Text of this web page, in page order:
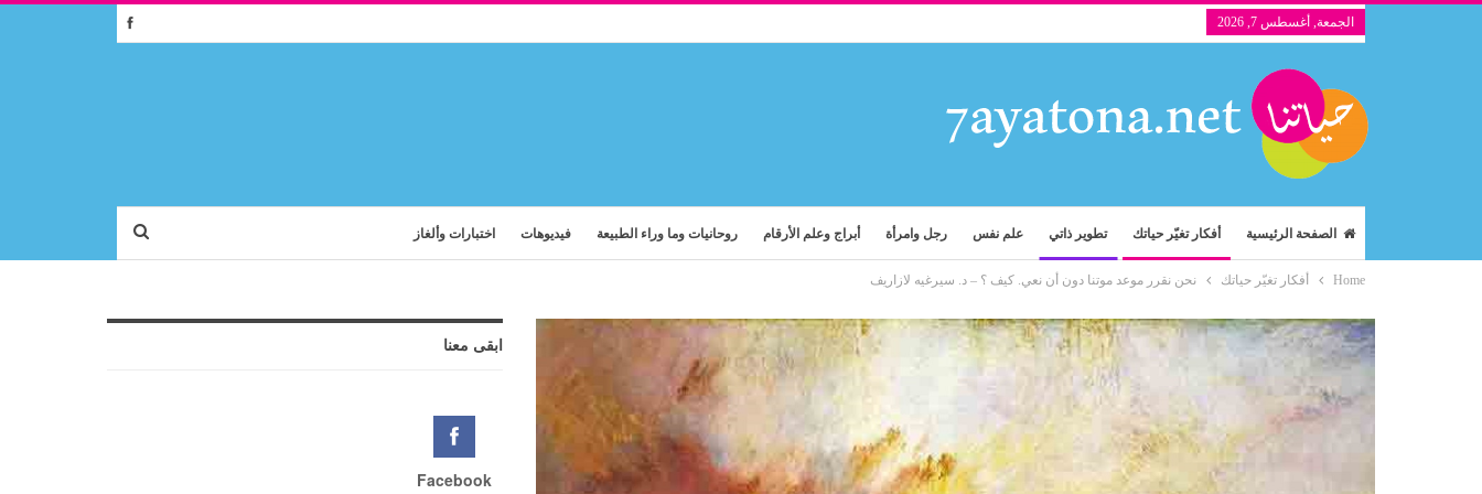
الجمعة, أغسطس 7, 2026
الصفحة الرئيسية أفكار تغيّر حياتك تطوير ذاتي علم نفس رجل وامرأة أبراج وعلم الأرقام روحانيات وما وراء الطبيعة فيديوهات اختبارات وألغاز
Home أفكار تغيّر حياتك نحن نقرر موعد موتنا دون أن نعي. كيف ؟ – د. سيرغيه لازاريف
ابقى معنا
Facebook